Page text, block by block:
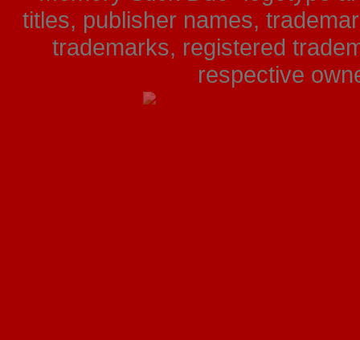
titles, publisher names,
trademarks, registered
respective